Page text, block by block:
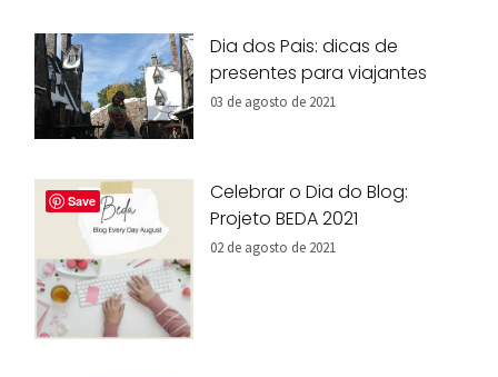
Dia dos Pais: dicas de
presentes para viajantes
03 de agosto de 2021
Celebrar o Dia do Blog:
Projeto BEDA 2021
02 de agosto de 2021
Save